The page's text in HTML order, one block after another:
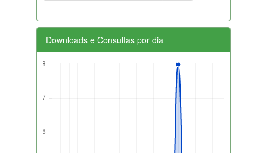
Downloads e Consultas por dia